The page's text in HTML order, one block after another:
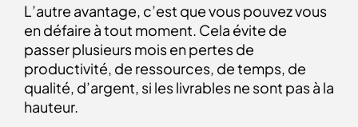
L’autre avantage, c’est que vous pouvez vous
en défaire à tout moment. Cela évite de
passer plusieurs mois en pertes de
productivité, de ressources, de temps, de
qualité, d’argent, si les livrables ne sont pas à la
hauteur.